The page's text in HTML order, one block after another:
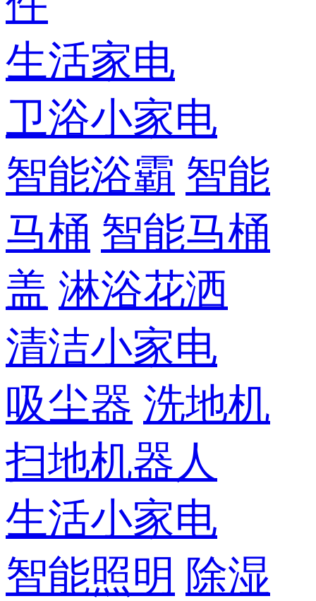
生活家电
卫浴小家电
智能浴霸 智能
马桶 智能马桶
盖 淋浴花洒
清洁小家电
吸尘器 洗地机
扫地机器人
生活小家电
智能照明 除湿